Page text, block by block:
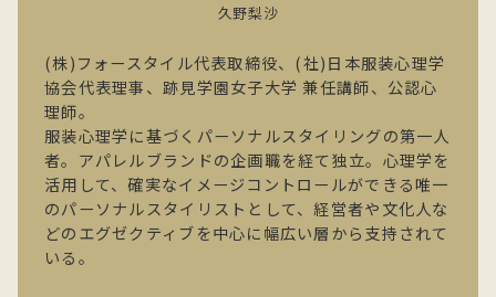
久野梨沙
(株)フォースタイル代表取締役、(社)日本服装心理学
協会代表理事、跡見学園女子大学 兼任講師、公認心
理師。
服装心理学に基づくパーソナルスタイリングの第一人
者。アパレルブランドの企画職を経て独立。心理学を
活用して、確実なイメージコントロールができる唯一
のパーソナルスタイリストとして、経営者や文化人な
どのエグゼクティブを中心に幅広い層から支持されて
いる。